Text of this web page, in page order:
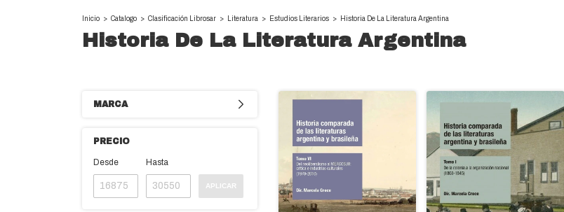
Inicio > Catalogo > Clasificación Librosar > Literatura > Estudios Literarios > Historia De La Literatura Argentina
Historia De La Literatura Argentina
MARCA
PRECIO
Desde Hasta
APLICAR